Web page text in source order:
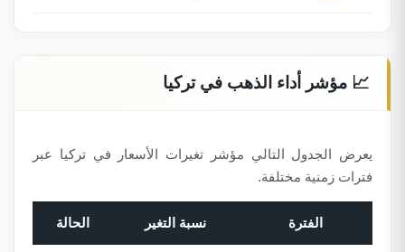
📈 مؤشر أداء الذهب في تركيا
يعرض الجدول التالي مؤشر تغيرات الأسعار في تركيا عبر
فترات زمنية مختلفة.
الفترة نسبة التغير الحالة